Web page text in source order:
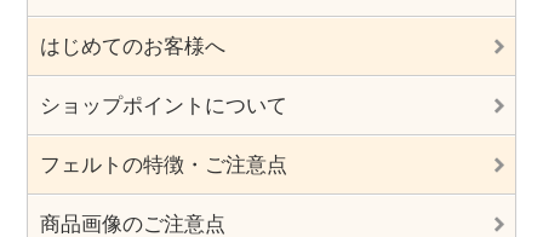
はじめてのお客様へ
ショップポイントについて
フェルトの特徴・ご注意点
商品画像のご注意点